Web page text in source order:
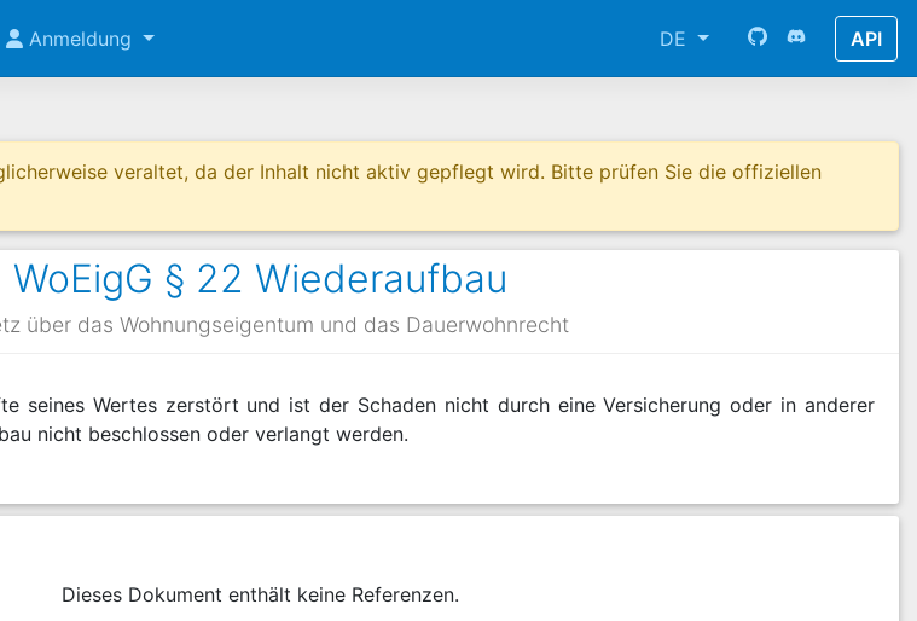
Anmeldung DE API
veraltet, da der Inhalt nicht aktiv gepflegt wird. Bitte prüfen Sie die offiziellen
WoEigG § 22 Wiederaufbau
über das Wohnungseigentum und das Dauerwohnrecht
seines Wertes zerstört und ist der Schaden nicht durch eine Versicherung oder in anderer
nicht beschlossen oder verlangt werden.
Dieses Dokument enthält keine Referenzen.